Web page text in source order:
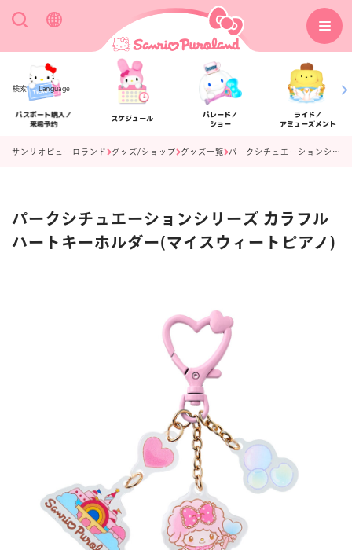
検索 Language
パスポート購入／
来場予約
スケジュール
パレード／
ショー
ライド／
アミューズメント
アクセス フロアマップ
サービスガイド
よくあるご質問 ニュース
サンリオピューロランド グッズ/ショップ グッズ一覧 パークシチュエーションシリーズ カラフルハートキーホルダー(マイスウィートピアノ)
パークシチュエーションシリーズ カラフル
ハートキーホルダー(マイスウィートピアノ)